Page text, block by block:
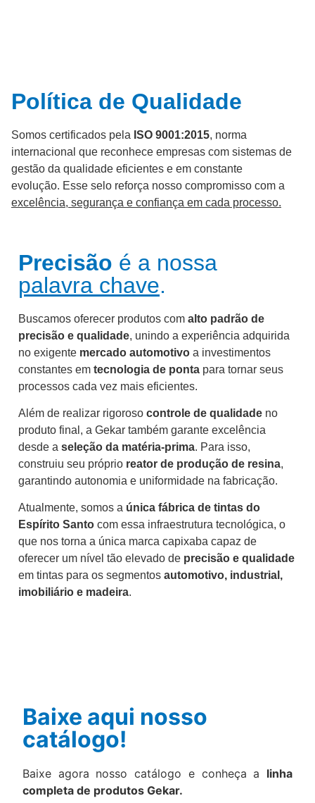
Política de Qualidade
Somos certificados pela ISO 9001:2015, norma
internacional que reconhece empresas com sistemas de
gestão da qualidade eficientes e em constante
evolução. Esse selo reforça nosso compromisso com a
excelência, segurança e confiança em cada processo.
Precisão é a nossa
palavra chave.
Buscamos oferecer produtos com alto padrão de
precisão e qualidade, unindo a experiência adquirida
no exigente mercado automotivo a investimentos
constantes em tecnologia de ponta para tornar seus
processos cada vez mais eficientes.
Além de realizar rigoroso controle de qualidade no
produto final, a Gekar também garante excelência
desde a seleção da matéria-prima. Para isso,
construiu seu próprio reator de produção de resina,
garantindo autonomia e uniformidade na fabricação.
Atualmente, somos a única fábrica de tintas do
Espírito Santo com essa infraestrutura tecnológica, o
que nos torna a única marca capixaba capaz de
oferecer um nível tão elevado de precisão e qualidade
em tintas para os segmentos automotivo, industrial,
imobiliário e madeira.
Baixe aqui nosso
catálogo!
Baixe agora nosso catálogo e conheça a linha
completa de produtos Gekar.